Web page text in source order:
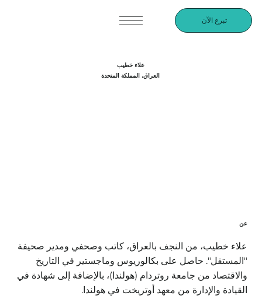
تبرع الآن
علاء خطيب
العراق، المملكة المتحدة
عن
علاء خطيب، من النجف بالعراق، كاتب وصحفي ومدير صحيفة
"المستقل". حاصل على بكالوريوس وماجستير في التاريخ
والاقتصاد من جامعة روتردام (هولندا)، بالإضافة إلى شهادة في
القيادة والإدارة من معهد أوتريخت في هولندا.